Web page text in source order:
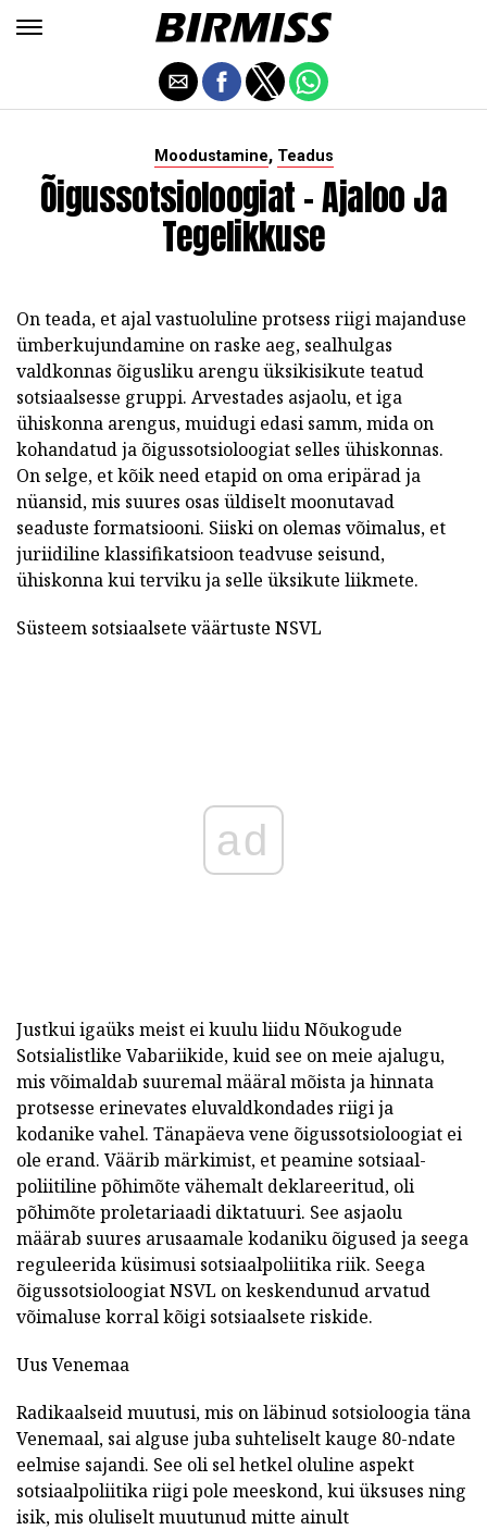
Moodustamine, Teadus
Õigussotsioloogiat - Ajaloo Ja
Tegelikkuse
On teada, et ajal vastuoluline protsess riigi majanduse
ümberkujundamine on raske aeg, sealhulgas
valdkonnas õigusliku arengu üksikisikute teatud
sotsiaalsesse gruppi. Arvestades asjaolu, et iga
ühiskonna arengus, muidugi edasi samm, mida on
kohandatud ja õigussotsioloogiat selles ühiskonnas.
On selge, et kõik need etapid on oma eripärad ja
nüansid, mis suures osas üldiselt moonutavad
seaduste formatsiooni. Siiski on olemas võimalus, et
juriidiline klassifikatsioon teadvuse seisund,
ühiskonna kui terviku ja selle üksikute liikmete.
Süsteem sotsiaalsete väärtuste NSVL
ad
Justkui igaüks meist ei kuulu liidu Nõukogude
Sotsialistlike Vabariikide, kuid see on meie ajalugu,
mis võimaldab suuremal määral mõista ja hinnata
protsesse erinevates eluvaldkondades riigi ja
kodanike vahel. Tänapäeva vene õigussotsioloogiat ei
ole erand. Väärib märkimist, et peamine sotsiaal-
poliitiline põhimõte vähemalt deklareeritud, oli
põhimõte proletariaadi diktatuuri. See asjaolu
määrab suures arusaamale kodaniku õigused ja seega
reguleerida küsimusi sotsiaalpoliitika riik. Seega
õigussotsioloogiat NSVL on keskendunud arvatud
võimaluse korral kõigi sotsiaalsete riskide.
Uus Venemaa
Radikaalseid muutusi, mis on läbinud sotsioloogia täna
Venemaal, sai alguse juba suhteliselt kauge 80-ndate
eelmise sajandi. See oli sel hetkel oluline aspekt
sotsiaalpoliitika riigi pole meeskond, kui üksuses ning
isik, mis oluliselt muutunud mitte ainult